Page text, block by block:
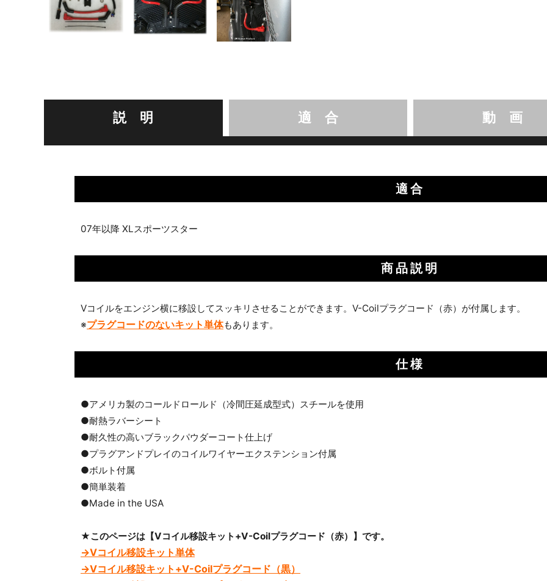
説 明 適 合 動 画
適合
07年以降 XLスポーツスター
商品説明
Vコイルをエンジン横に移設してスッキリさせることができます。V-Coilプラグコード（赤）が付属します。
※プラグコードのないキット単体もあります。
仕様
●アメリカ製のコールドロールド（冷間圧延成型式）スチールを使用
●耐熱ラバーシート
●耐久性の高いブラックパウダーコート仕上げ
●プラグアンドプレイのコイルワイヤーエクステンション付属
●ボルト付属
●簡単装着
●Made in the USA
★このページは【Vコイル移設キット+V-Coilプラグコード（赤）】です。
→Vコイル移設キット単体
→Vコイル移設キット+V-Coilプラグコード（黒）